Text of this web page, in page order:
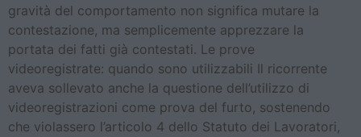
gravità del comportamento non significa mutare la
contestazione, ma semplicemente apprezzare la
portata dei fatti già contestati. Le prove
videoregistrate: quando sono utilizzabili Il ricorrente
aveva sollevato anche la questione dell’utilizzo di
videoregistrazioni come prova del furto, sostenendo
che violassero l’articolo 4 dello Statuto dei Lavoratori,